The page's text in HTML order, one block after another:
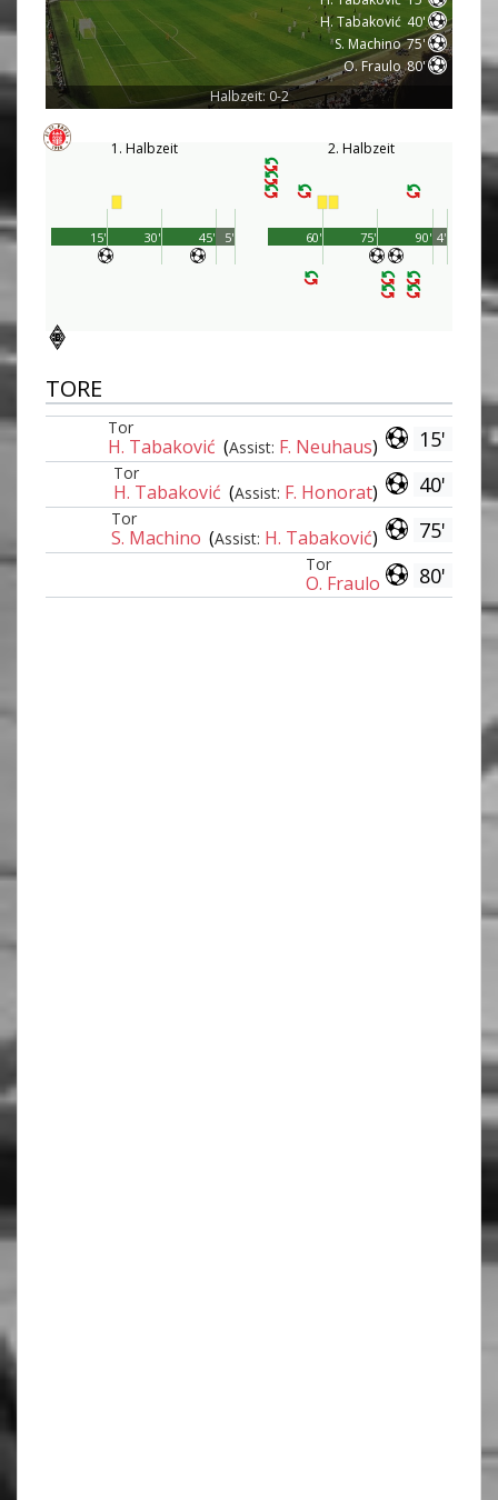
H. Tabaković 40'
S. Machino 75'
O. Fraulo 80'
Halbzeit: 0-2
1. Halbzeit
45'
15' 30' 5'
2. Halbzeit
90'
60' 75' 4'
TORE
15'
Tor
H. Tabaković (Assist: F. Neuhaus)
40'
Tor
H. Tabaković (Assist: F. Honorat)
75'
Tor
S. Machino (Assist: H. Tabaković)
80'
Tor
O. Fraulo